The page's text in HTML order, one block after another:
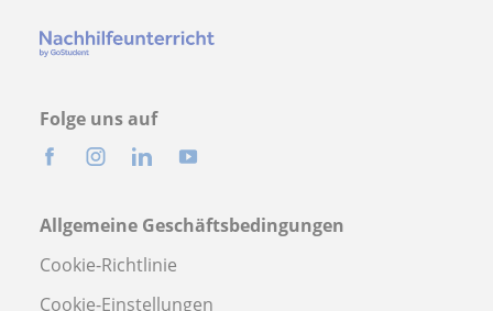
Folge uns auf
Allgemeine Geschäftsbedingungen
Cookie-Richtlinie
Cookie-Einstellungen